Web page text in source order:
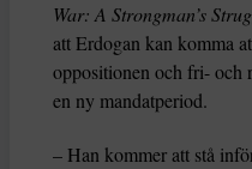
War: A Strongman’s
att Erdogan kan komma
oppositionen och fri- och
en ny mandatperiod.
– Han kommer att stå